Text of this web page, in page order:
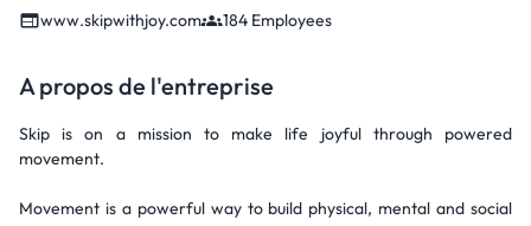
www.skipwithjoy.com 184 Employees
A propos de l'entreprise
Skip is on a mission to make life joyful through powered
movement.
Movement is a powerful way to build physical, mental and social